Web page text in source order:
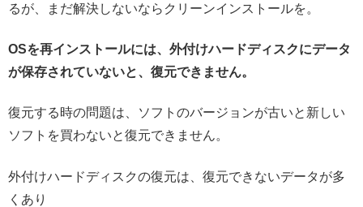
るが、まだ解決しないならクリーンインストールを。
OSを再インストールには、外付けハードディスクにデータ
が保存されていないと、復元できません。
復元する時の問題は、ソフトのバージョンが古いと新しい
ソフトを買わないと復元できません。
外付けハードディスクの復元は、復元できないデータが多
くあり